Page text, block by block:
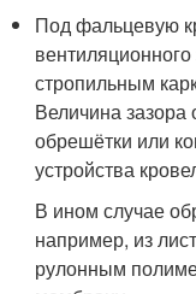
Под фальцевую
стропильным
Величина зазора
обрешётки или
устройства
В ином случае
например, из
рулонным